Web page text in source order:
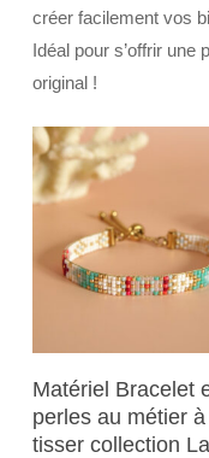
créer facilement vos
Idéal pour s’offrir une
original !
Choix Des Options
produit
a
Matériel Bracelet
perles au métier à
tisser collection